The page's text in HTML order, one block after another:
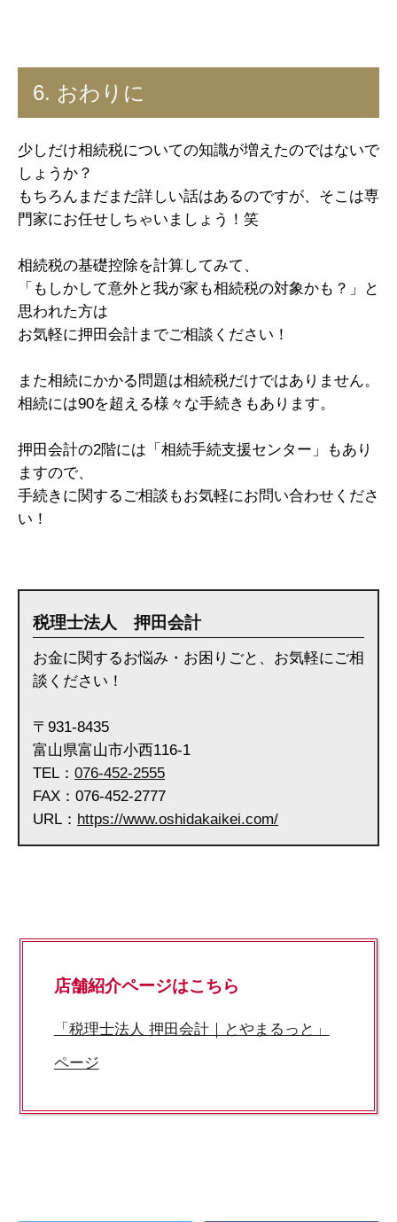
6. おわりに
少しだけ相続税についての知識が増えたのではないで
しょうか？
もちろんまだまだ詳しい話はあるのですが、そこは専
門家にお任せしちゃいましょう！笑
相続税の基礎控除を計算してみて、
「もしかして意外と我が家も相続税の対象かも？」と
思われた方は
お気軽に押田会計までご相談ください！
また相続にかかる問題は相続税だけではありません。
相続には90を超える様々な手続きもあります。
押田会計の2階には「相続手続支援センター」もあり
ますので、
手続きに関するご相談もお気軽にお問い合わせくださ
い！
税理士法人 押田会計
お金に関するお悩み・お困りごと、お気軽にご相
談ください！
〒931-8435
富山県富山市小西116-1
TEL： 076-452-2555
FAX：076-452-2777
URL： https://www.oshidakaikei.com/
店舗紹介ページはこちら
「税理士法人 押田会計｜とやまるっと」
ページ